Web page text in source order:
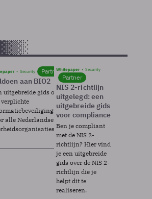
Security Partner
aan BIO2
uitgebreide gids over BIO2,
verplichte
alle Nederlandse
Whitepaper Security
Partner
NIS 2-richtlijn
uitgelegd: een
uitgebreide gids
voor compliance
Ben je compliant
met de NIS 2-
richtlijn? Hier vind
je een uitgebreide
gids over de NIS 2-
richtlijn die je
helpt dit te
realiseren.